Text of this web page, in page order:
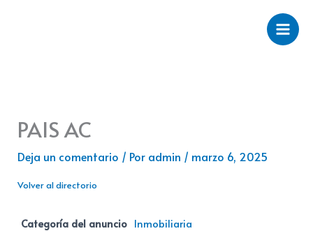
PAIS AC
Deja un comentario / Por admin / marzo 6, 2025
Volver al directorio
Categoría del anuncio Inmobiliaria